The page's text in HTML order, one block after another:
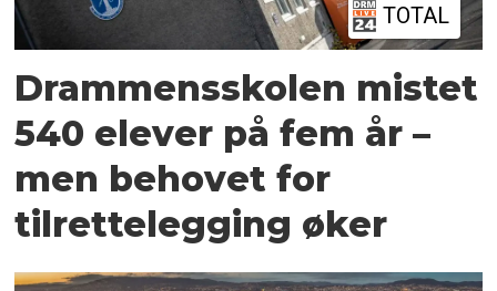
TOTAL
Drammensskolen mistet
540 elever på fem år –
men behovet for
tilrettelegging øker